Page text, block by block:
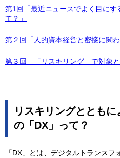
第1回「最近ニュースでよく目にす
て？」
第２回「人的資本経営と密接に関
第３回 「リスキリング」で対象
リスキリングととも
の「DX」って？
「DX」とは、デジタルトランス